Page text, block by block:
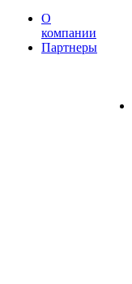
О
компании
Партнеры